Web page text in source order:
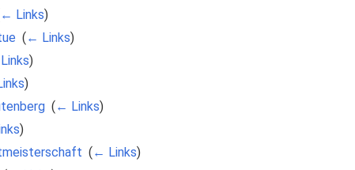
← Links)
(← Links)
)
)
‎ (← Links)
)
(← Links)